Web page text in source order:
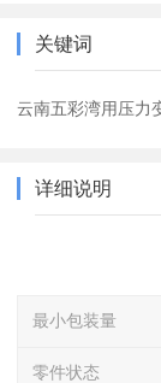
关键词
云南五彩湾用压力
详细说明
最小包装量
零件状态